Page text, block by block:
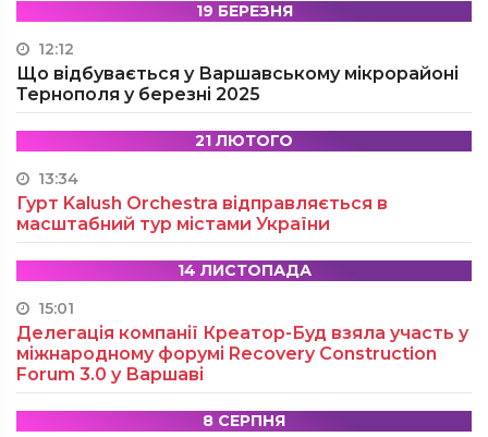
19 БЕРЕЗНЯ
12:12
Що відбувається у Варшавському мікрорайоні
Тернополя у березні 2025
21 ЛЮТОГО
13:34
Гурт Kalush Orchestra відправляється в
масштабний тур містами України
14 ЛИСТОПАДА
15:01
Делегація компанії Креатор-Буд взяла участь у
міжнародному форумі Recovery Construction
Forum 3.0 у Варшаві
8 СЕРПНЯ